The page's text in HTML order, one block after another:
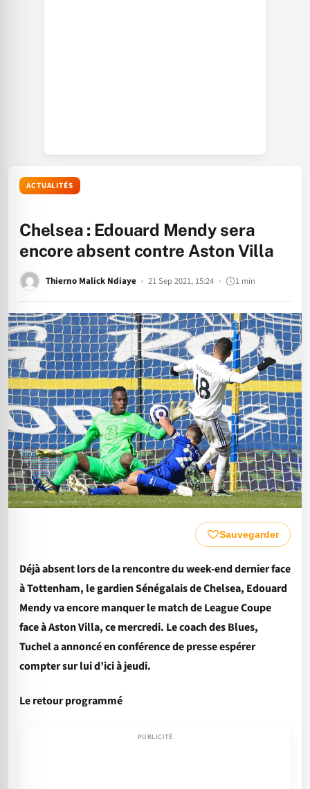
ACTUALITÉS
Chelsea : Edouard Mendy sera
encore absent contre Aston Villa
Thierno Malick Ndiaye 21 Sep 2021, 15:24 1 min
Sauvegarder
Déjà absent lors de la rencontre du week-end dernier face
à Tottenham, le gardien Sénégalais de Chelsea, Edouard
Mendy va encore manquer le match de League Coupe
face à Aston Villa, ce mercredi. Le coach des Blues,
Tuchel a annoncé en conférence de presse espérer
compter sur lui d’ici à jeudi.
Le retour programmé